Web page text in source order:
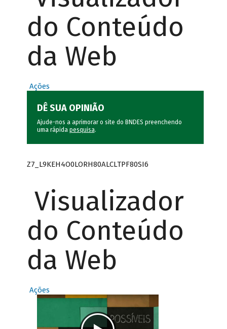
do Conteúdo
da Web
Ações
DÊ SUA OPINIÃO
Ajude-nos a aprimorar o site do BNDES preenchendo
uma rápida pesquisa.
Z7_L9KEH4O0LORH80ALCLTPF80SI6
Visualizador
do Conteúdo
da Web
Ações